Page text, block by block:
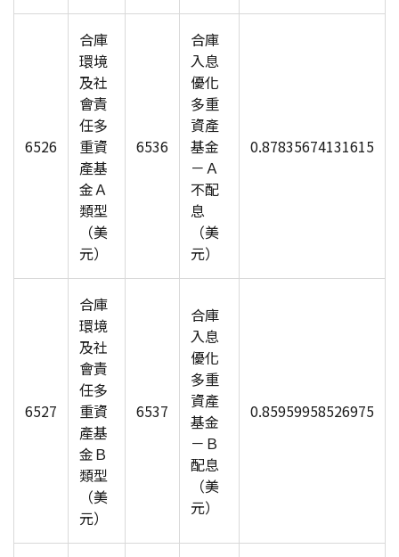
6526
合庫
環境
及社
會責
任多
重資
產基
金Ａ
類型
（美
元）
6536
合庫
入息
優化
多重
資產
基金
－Ａ
不配
息
（美
元）
0.87835674131615
6527
合庫
環境
及社
會責
任多
重資
產基
金Ｂ
類型
（美
元）
6537
合庫
入息
優化
多重
資產
基金
－Ｂ
配息
（美
元）
0.85959958526975